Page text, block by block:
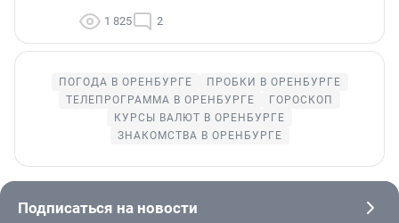
1 825 2
ПОГОДА В ОРЕНБУРГЕ
ПРОБКИ В ОРЕНБУРГЕ
ТЕЛЕПРОГРАММА В ОРЕНБУРГЕ
ГОРОСКОП
КУРСЫ ВАЛЮТ В ОРЕНБУРГЕ
ЗНАКОМСТВА В ОРЕНБУРГЕ
Подписаться на новости